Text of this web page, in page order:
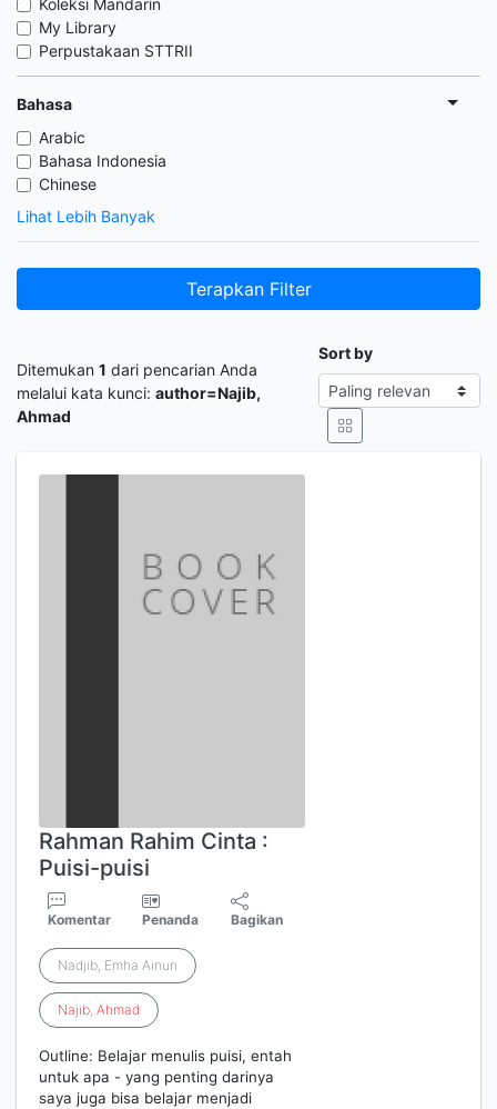
Koleksi Mandarin
My Library
Perpustakaan STTRII
Bahasa
Arabic
Bahasa Indonesia
Chinese
Lihat Lebih Banyak
Terapkan Filter
Ditemukan 1 dari pencarian Anda
melalui kata kunci: author=Najib,
Ahmad
Sort by
Rahman Rahim Cinta :
Puisi-puisi
Komentar Penanda Bagikan
Nadjib, Emha Ainun
Najib, Ahmad
Outline: Belajar menulis puisi, entah
untuk apa - yang penting darinya
saya juga bisa belajar menjadi